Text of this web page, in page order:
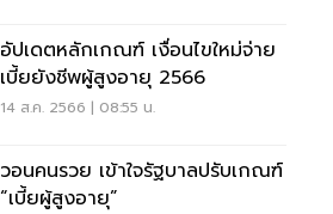
อัปเดตหลักเกณฑ์ เงื่อนไขใหม่จ่าย
เบี้ยยังชีพผู้สูงอายุ 2566
14 ส.ค. 2566 | 08:55 น.
วอนคนรวย เข้าใจรัฐบาลปรับเกณฑ์
“เบี้ยผู้สูงอายุ”